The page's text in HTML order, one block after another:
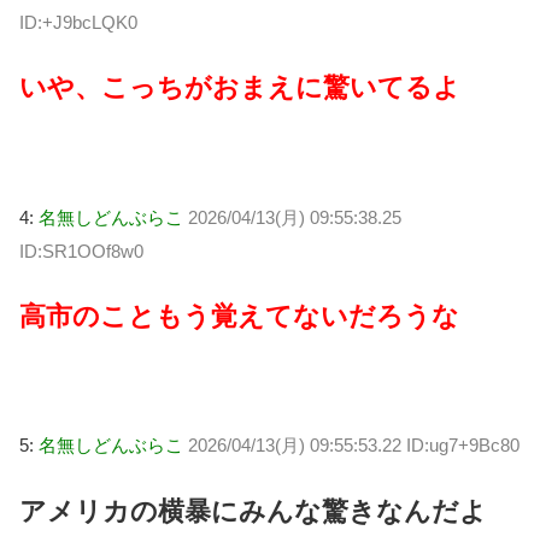
ID:+J9bcLQK0
いや、こっちがおまえに驚いてるよ
4: 名無しどんぶらこ 2026/04/13(月) 09:55:38.25
ID:SR1OOf8w0
高市のこともう覚えてないだろうな
5: 名無しどんぶらこ 2026/04/13(月) 09:55:53.22 ID:ug7+9Bc80
アメリカの横暴にみんな驚きなんだよ